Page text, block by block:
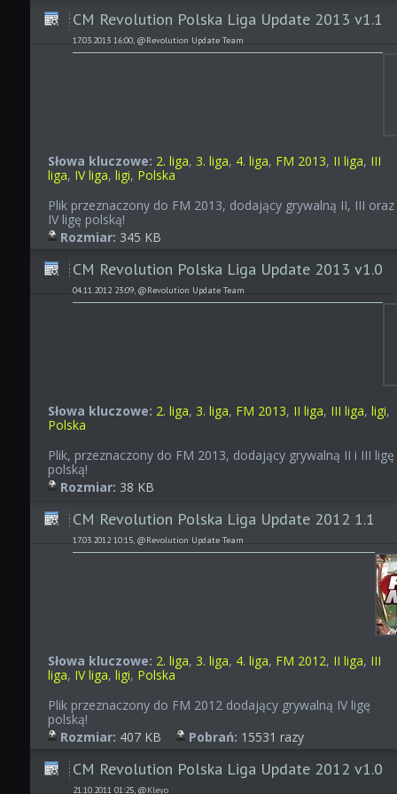
CM Revolution Polska Liga Update 2013 v1.1
17.03.2013 16:00, @Revolution Update Team
Słowa kluczowe: 2. liga, 3. liga, 4. liga, FM 2013, II liga, III
liga, IV liga, ligi, Polska
Plik przeznaczony do FM 2013, dodający grywalną II, III oraz
IV ligę polską!
Rozmiar: 345 KB
CM Revolution Polska Liga Update 2013 v1.0
04.11.2012 23:09, @Revolution Update Team
Słowa kluczowe: 2. liga, 3. liga, FM 2013, II liga, III liga, ligi,
Polska
Plik, przeznaczony do FM 2013, dodający grywalną II i III ligę
polską!
Rozmiar: 38 KB
CM Revolution Polska Liga Update 2012 1.1
17.03.2012 10:15, @Revolution Update Team
Słowa kluczowe: 2. liga, 3. liga, 4. liga, FM 2012, II liga, III
liga, IV liga, ligi, Polska
Plik przeznaczony do FM 2012 dodający grywalną IV ligę
polską!
Rozmiar: 407 KB Pobrań: 15531 razy
CM Revolution Polska Liga Update 2012 v1.0
21.10.2011 01:25, @Kleyo